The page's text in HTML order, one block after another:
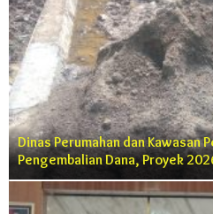
Dinas Perumahan dan Kawasan
Pengembalian Dana, Proyek